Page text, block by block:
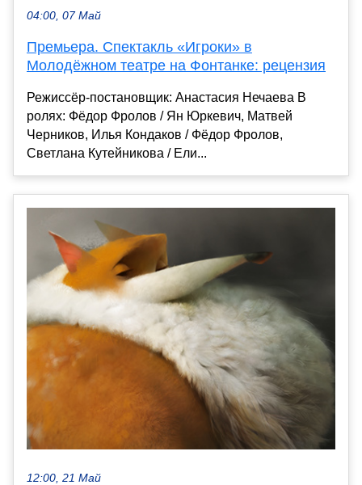
04:00, 07 Май
Премьера. Спектакль «Игроки» в
Молодёжном театре на Фонтанке: рецензия
Режиссёр-постановщик: Анастасия Нечаева В
ролях: Фёдор Фролов / Ян Юркевич, Матвей
Черников, Илья Кондаков / Фёдор Фролов,
Светлана Кутейникова / Ели...
12:00, 21 Май